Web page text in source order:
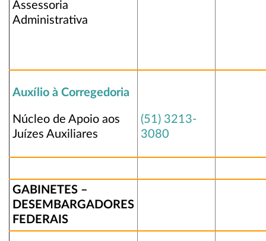
Assessoria
Administrativa
Auxílio à Corregedoria
Núcleo de Apoio aos
Juízes Auxiliares
(51) 3213-
3080
GABINETES –
DESEMBARGADORES
FEDERAIS